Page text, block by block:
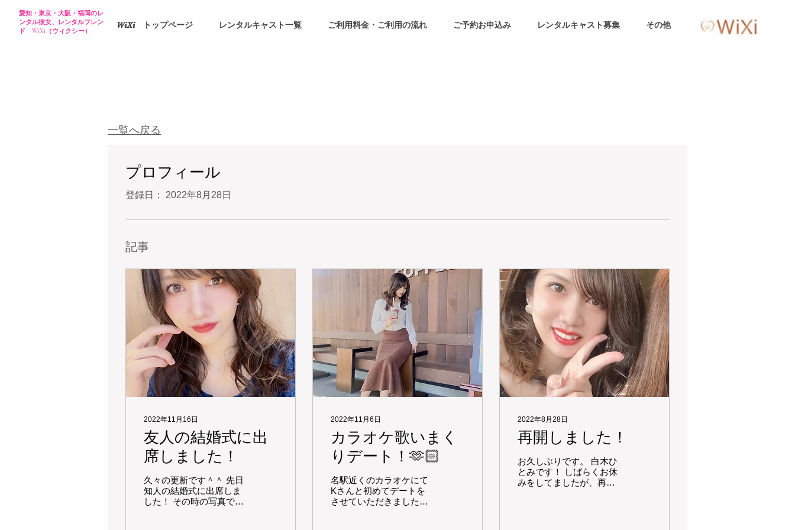
愛知・東京・大阪・福岡のレ
ンタル彼女、レンタルフレン
ド WiXi（ウィクシー）
WiXi トップページ レンタルキャスト一覧 ご利用料金・ご利用の流れ ご予約お申込み レンタルキャスト募集 その他
一覧へ戻る
プロフィール
登録日： 2022年8月28日
記事
2022年11月16日
友人の結婚式に出
席しました！
久々の更新です＾＾ 先日
知人の結婚式に出席しま
した！ その時の写真です
2022年11月6日
カラオケ歌いまく
りデート！🫶🏻
名駅近くのカラオケにて
Kさんと初めてデートを
させていただきました☺️
2022年8月28日
再開しました！
お久しぶりです。 白木ひ
とみです！ しばらくお休
みをしてましたが、再開